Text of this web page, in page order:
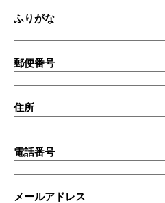
ふりがな
郵便番号
住所
電話番号
メールアドレス